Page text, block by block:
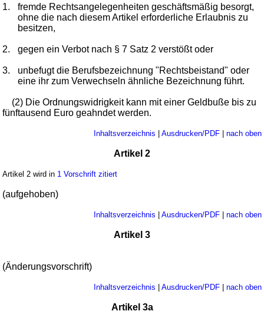
1.
fremde Rechtsangelegenheiten geschäftsmäßig besorgt,
ohne die nach diesem Artikel erforderliche Erlaubnis zu
besitzen,
2. gegen ein Verbot nach § 7 Satz 2 verstößt oder
3.
unbefugt die Berufsbezeichnung "Rechtsbeistand" oder
eine ihr zum Verwechseln ähnliche Bezeichnung führt.
(2) Die Ordnungswidrigkeit kann mit einer Geldbuße bis zu
fünftausend Euro geahndet werden.
Inhaltsverzeichnis | Ausdrucken/PDF| nach oben
Artikel 2
Artikel 2 wird in 1 Vorschrift zitiert
(aufgehoben)
Inhaltsverzeichnis | Ausdrucken/PDF| nach oben
Artikel 3
(Änderungsvorschrift)
Inhaltsverzeichnis | Ausdrucken/PDF| nach oben
Artikel 3a